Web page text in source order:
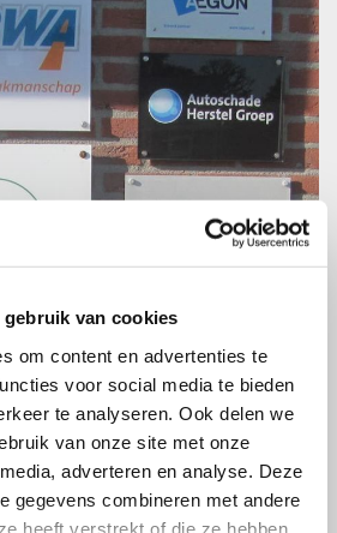
gebruik van cookies
om content en advertenties te
voor social media te bieden
te analyseren. Ook delen we
van onze site met onze
adverteren en analyse. Deze
gegevens combineren met andere
heeft verstrekt of die ze hebben